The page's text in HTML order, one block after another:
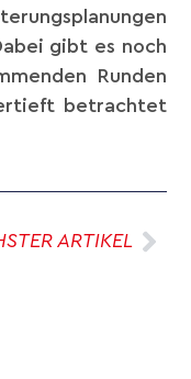
gibt es noch
Runden
betrachtet
ARTIKEL